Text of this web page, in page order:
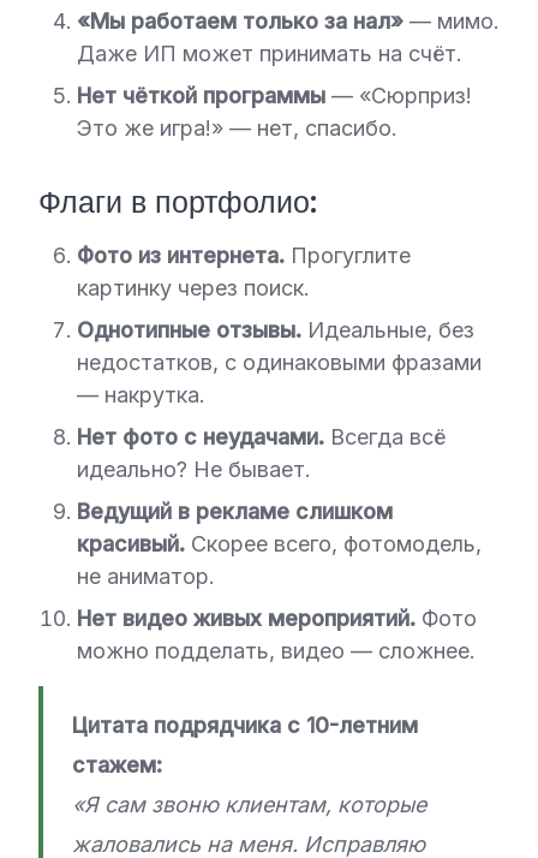
«Мы работаем только за нал» — мимо.
Даже ИП может принимать на счёт.
Нет чёткой программы — «Сюрприз!
Это же игра!» — нет, спасибо.
Флаги в портфолио:
Фото из интернета. Прогуглите
картинку через поиск.
Однотипные отзывы. Идеальные, без
недостатков, с одинаковыми фразами
— накрутка.
Нет фото с неудачами. Всегда всё
идеально? Не бывает.
Ведущий в рекламе слишком
красивый. Скорее всего, фотомодель,
не аниматор.
Нет видео живых мероприятий. Фото
можно подделать, видео — сложнее.
Цитата подрядчика с 10-летним
стажем:
«Я сам звоню клиентам, которые
жаловались на меня. Исправляю